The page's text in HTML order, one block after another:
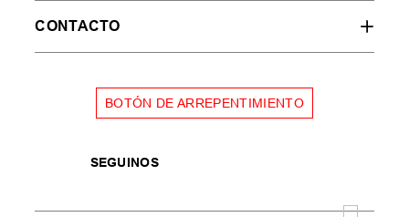
CONTACTO
BOTÓN DE ARREPENTIMIENTO
SEGUINOS